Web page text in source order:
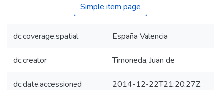
Simple item page
dc.coverage.spatial España Valencia
dc.creator Timoneda, Juan de
dc.date.accessioned 2014-12-22T21:20:27Z